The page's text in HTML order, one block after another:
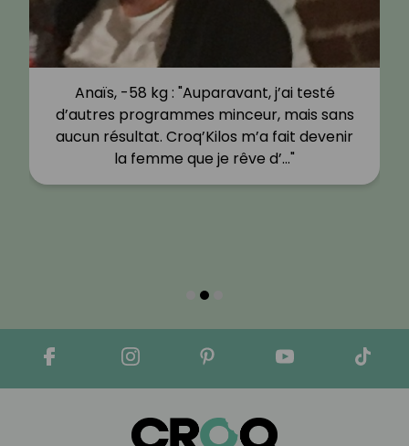
Jessica I., -14 kg : "Mon poids et surtout
mon corps étaient devenus mes pires
ennemis et pour cause je n'ai quasiment
aucune photo de moi à cette période.…"